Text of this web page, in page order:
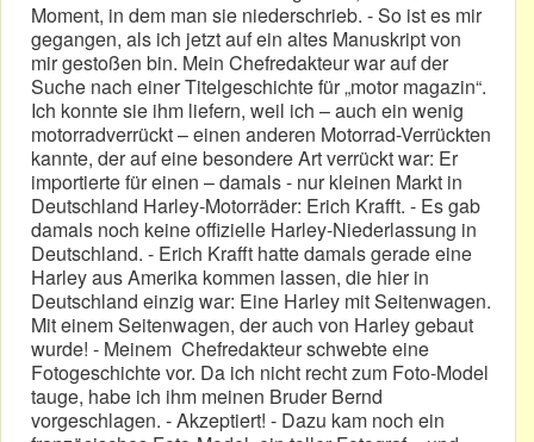
Moment, in dem man sie niederschrieb. - So ist es mir
gegangen, als ich jetzt auf ein altes Manuskript von
mir gestoßen bin. Mein Chefredakteur war auf der
Suche nach einer Titelgeschichte für „motor magazin“.
Ich konnte sie ihm liefern, weil ich – auch ein wenig
motorradverrückt – einen anderen Motorrad-Verrückten
kannte, der auf eine besondere Art verrückt war: Er
importierte für einen – damals - nur kleinen Markt in
Deutschland Harley-Motorräder: Erich Krafft. - Es gab
damals noch keine offizielle Harley-Niederlassung in
Deutschland. - Erich Krafft hatte damals gerade eine
Harley aus Amerika kommen lassen, die hier in
Deutschland einzig war: Eine Harley mit Seitenwagen.
Mit einem Seitenwagen, der auch von Harley gebaut
wurde! - Meinem Chefredakteur schwebte eine
Fotogeschichte vor. Da ich nicht recht zum Foto-Model
tauge, habe ich ihm meinen Bruder Bernd
vorgeschlagen. - Akzeptiert! - Dazu kam noch ein